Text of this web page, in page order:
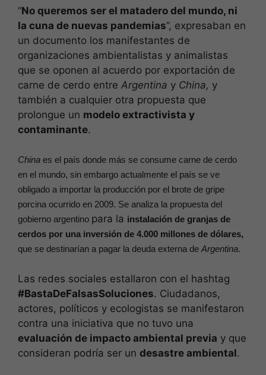
“No queremos ser el matadero del mundo, ni
la cuna de nuevas pandemias”, expresaban en
un documento los manifestantes de
organizaciones ambientalistas y animalistas
que se oponen al acuerdo por exportación de
carne de cerdo entre Argentina y China, y
también a cualquier otra propuesta que
prolongue un modelo extractivista y
contaminante.
China es el país donde más se consume carne de cerdo
en el mundo, sin embargo actualmente el país se ve
obligado a importar la producción por el brote de gripe
porcina ocurrido en 2009. Se analiza la propuesta del
gobierno argentino para la instalación de granjas de
cerdos por una inversión de 4.000 millones de dólares,
que se destinarían a pagar la deuda externa de Argentina.
Las redes sociales estallaron con el hashtag
#BastaDeFalsasSoluciones. Ciudadanos,
actores, políticos y ecologistas se manifestaron
contra una iniciativa que no tuvo una
evaluación de impacto ambiental previa y que
consideran podría ser un desastre ambiental.